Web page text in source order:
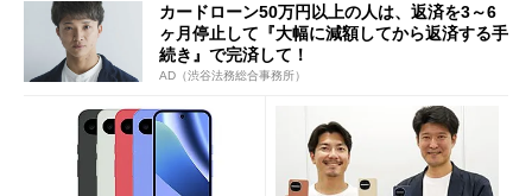
カードローン50万円以上の人は、返済を3～6
ヶ月停止して『大幅に減額してから返済する手
続き』で完済して！
AD（渋谷法務総合事務所）